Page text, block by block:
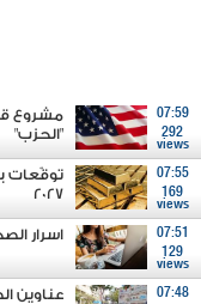
07:59
292
views
مشروع
"الحزب"
07:55
169
views
2027
07:51
129
views
اسرار الصحف 8
07:48
عناوين الصحف